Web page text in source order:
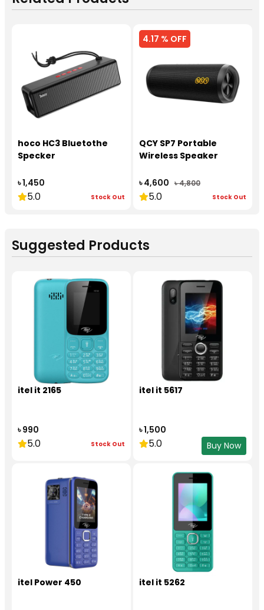
hoco HC3 Bluetothe
Specker
৳ 1,450
5.0 Stock Out
4.17 % OFF
QCY SP7 Portable
Wireless Speaker
৳ 4,600 ৳ 4,800
5.0 Stock Out
Suggested Products
itel it 2165
৳ 990
5.0 Stock Out
itel it 5617
৳ 1,500
5.0 Buy Now
itel Power 450 itel it 5262